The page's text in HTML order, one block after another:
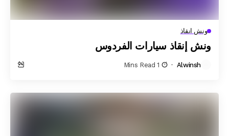
ونش انقاذ
ونش إنقاذ سيارات الفردوس
Alwinsh
1 Mins Read